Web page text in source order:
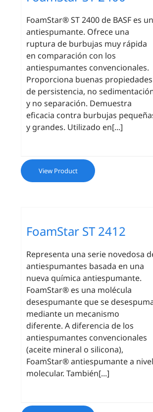
FoamStar® ST 2400 de BASF es un
antiespumante. Ofrece una
ruptura de burbujas muy rápida
en comparación con los
antiespumantes convencionales.
Proporciona buenas propiedades
de persistencia, no
y no separación. Demuestra
eficacia contra burbujas
y grandes. Utilizado en[...]
View Product
FoamStar ST 2412
Representa una serie novedosa
antiespumantes basada en una
nueva química antiespumante.
FoamStar® es una molécula
desespumante que se
mediante un mecanismo
diferente. A diferencia de los
antiespumantes convencionales
(aceite mineral o silicona),
FoamStar® antiespumante a nivel
molecular. También[...]